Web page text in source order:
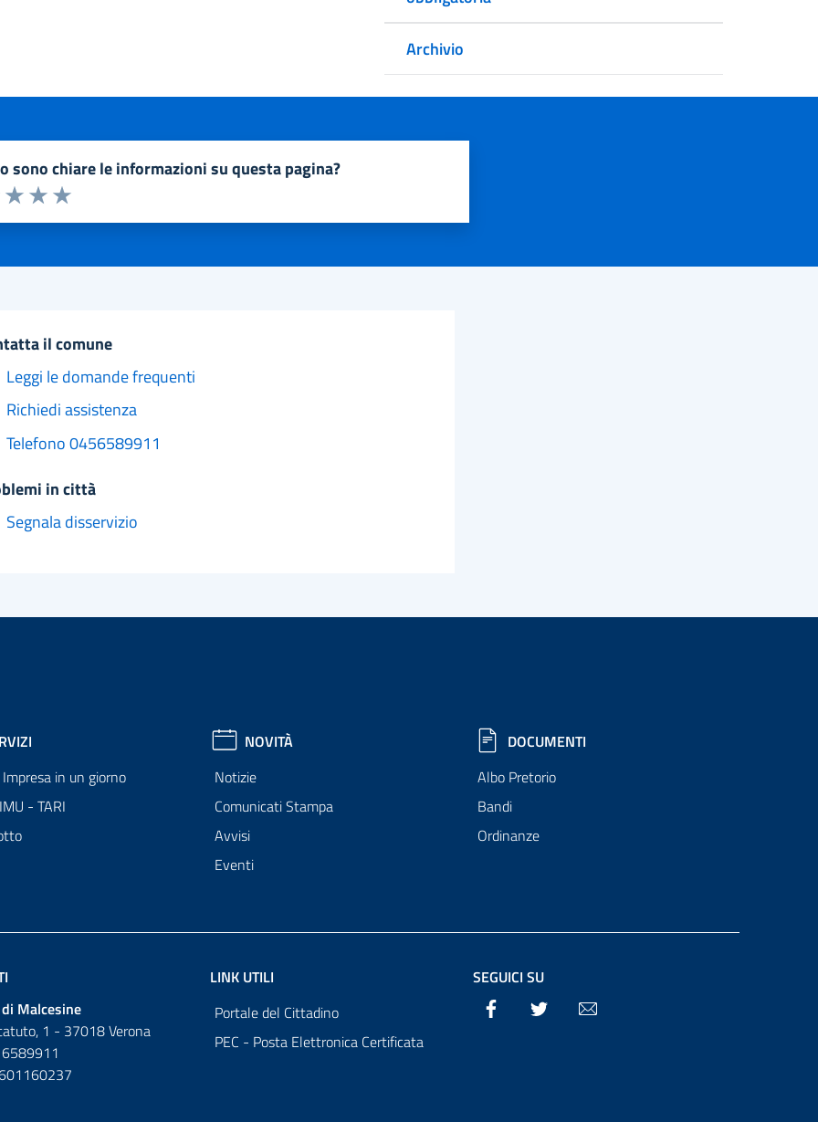
Archivio
sono chiare le informazioni su questa pagina?
1 a 5 stelle la pagina
Valuta 5 stelle su 5
Valuta 4 stelle su 5
Valuta 3 stelle su 5
2 stelle su 5
stelle su 5
il comune
Leggi le domande frequenti
Richiedi assistenza
Telefono 0456589911
in città
Segnala disservizio
in un giorno
- TARI
NOVITÀ
Notizie
Comunicati Stampa
Avvisi
Eventi
DOCUMENTI
Albo Pretorio
Bandi
Ordinanze
Malcesine
1 - 37018 Verona
LINK UTILI
Portale del Cittadino
PEC - Posta Elettronica Certificata
SEGUICI SU
Facebook Twitter